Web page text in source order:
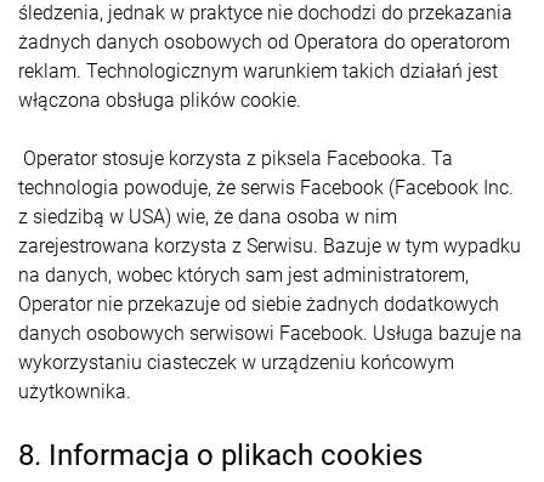
śledzenia, jednak w praktyce nie dochodzi do przekazania
żadnych danych osobowych od Operatora do operatorom
reklam. Technologicznym warunkiem takich działań jest
włączona obsługa plików cookie.
Operator stosuje korzysta z piksela Facebooka. Ta
technologia powoduje, że serwis Facebook (Facebook Inc.
z siedzibą w USA) wie, że dana osoba w nim
zarejestrowana korzysta z Serwisu. Bazuje w tym wypadku
na danych, wobec których sam jest administratorem,
Operator nie przekazuje od siebie żadnych dodatkowych
danych osobowych serwisowi Facebook. Usługa bazuje na
wykorzystaniu ciasteczek w urządzeniu końcowym
użytkownika.
8. Informacja o plikach cookies